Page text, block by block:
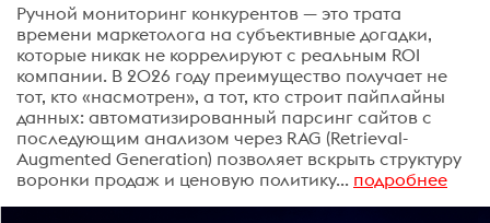
Ручной мониторинг конкурентов — это трата
времени маркетолога на субъективные догадки,
которые никак не коррелируют с реальным ROI
компании. В 2026 году преимущество получает не
тот, кто «насмотрен», а тот, кто строит пайплайны
данных: автоматизированный парсинг сайтов с
последующим анализом через RAG (Retrieval-
Augmented Generation) позволяет вскрыть структуру
воронки продаж и ценовую политику... подробнее